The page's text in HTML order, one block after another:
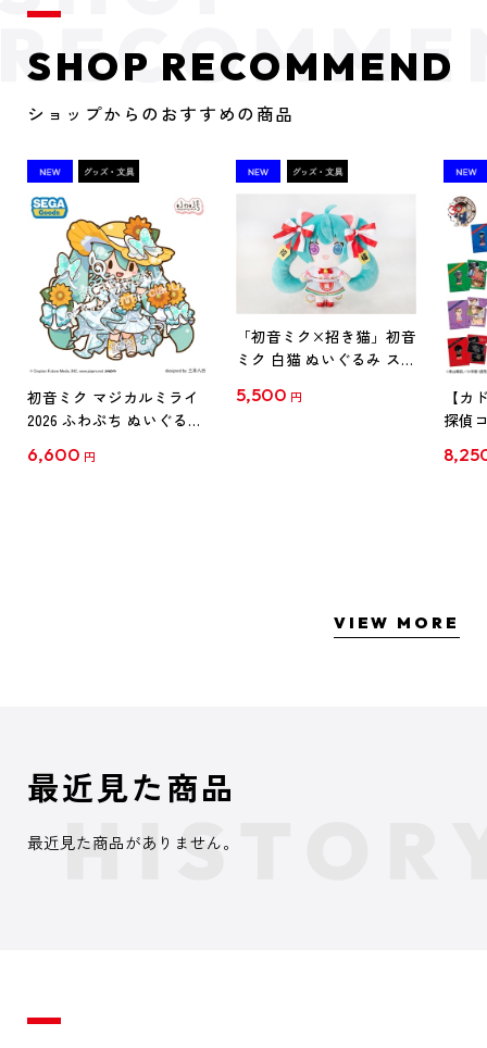
SHOP RECOMMEND
ショップからのおすすめの商品
初音ミク マジカルミライ
2026 ふわぷち ぬいぐるみ
6,600 円
「初音ミク×招き猫」初音
ミク 白猫 ぬいぐるみ スタ
5,500 円
【カ
探偵
クリ
VIEW MORE
最近見た商品
最近見た商品がありません。